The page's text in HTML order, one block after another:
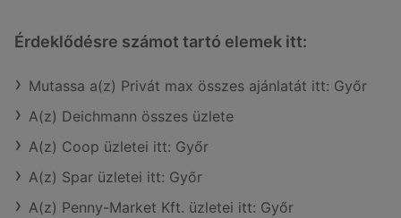
Érdeklődésre számot tartó elemek itt:
Mutassa a(z) Privát max összes ajánlatát itt: Győr
A(z) Deichmann összes üzlete
A(z) Coop üzletei itt: Győr
A(z) Spar üzletei itt: Győr
A(z) Penny-Market Kft. üzletei itt: Győr